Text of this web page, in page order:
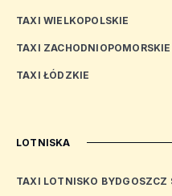
TAXI WIELKOPOLSKIE
TAXI ZACHODNIOPOMORSKIE
TAXI ŁÓDZKIE
LOTNISKA
TAXI LOTNISKO BYDGOSZCZ